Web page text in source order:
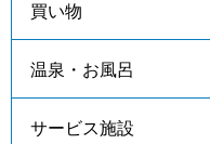
買い物
温泉・お風呂
サービス施設